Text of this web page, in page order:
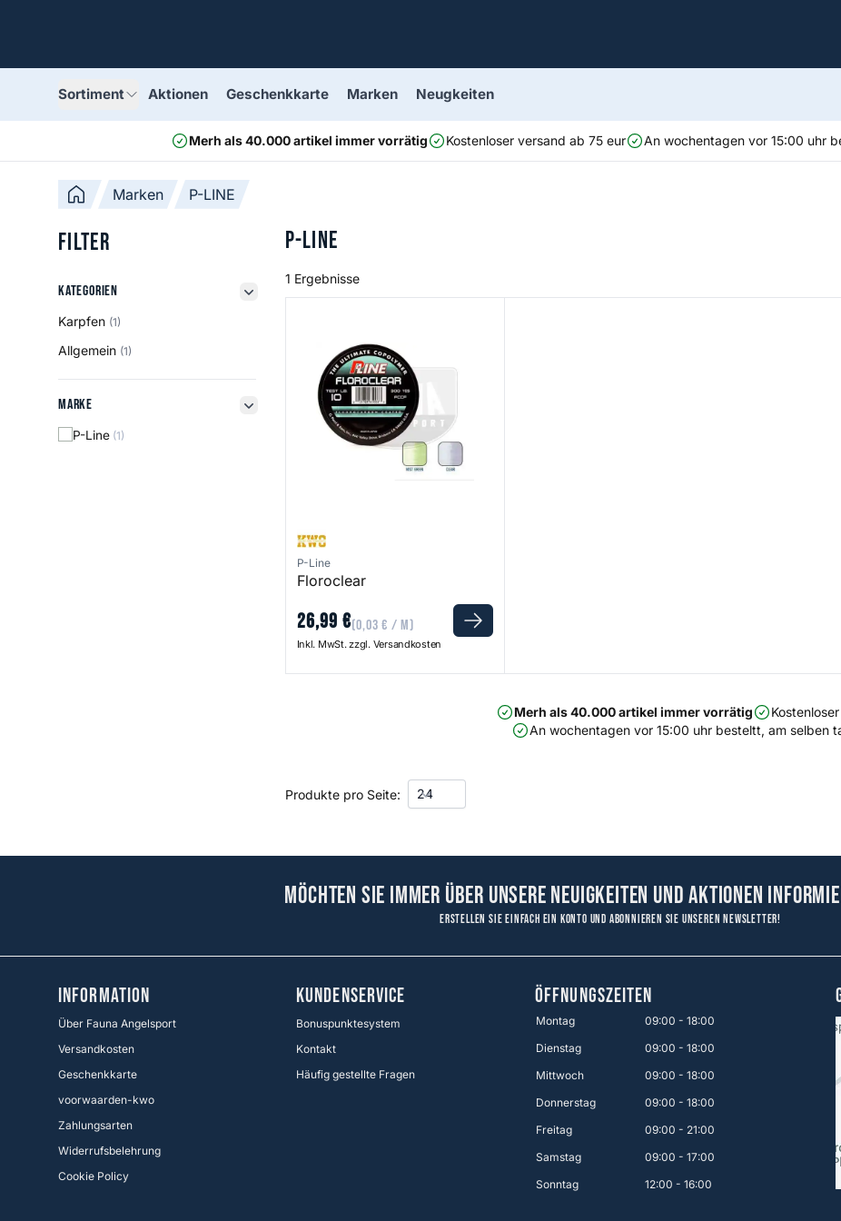
Sortiment Aktionen Geschenkkarte Marken Neugkeiten
Merh als 40.000 artikel immer vorrätig Kostenloser versand ab 75 eur An wochentagen vor 15:00 uhr
Marken P-LINE
Filter
Kategorien
Kategorien
filter button
Karpfen (1)
Allgemein (1)
Marke
Marke filter button
P-Line (1)
P-LINE
1 Ergebnisse
P-Line
Floroclear
26,99 €(0,03 € / m)
Inkl. MwSt. zzgl. Versandkosten
Merh als 40.000 artikel immer vorrätig
An wochentagen vor 15:00 uhr besteltt, am selben
Produkte pro Seite:
Möchten Sie immer über unsere Neuigkeiten und Aktionen
Erstellen Sie einfach ein Konto und abonnieren Sie unseren Newsletter!
Information
Über Fauna Angelsport
Versandkosten
Geschenkkarte
voorwaarden-kwo
Zahlungsarten
Widerrufsbelehrung
Cookie Policy
KUNDENSERVICE
Bonuspunktesystem
Kontakt
Häufig gestellte Fragen
ÖFFNUNGSZEITEN
Montag
09:00 - 18:00
Dienstag
09:00 - 18:00
Mittwoch
09:00 - 18:00
Donnerstag
09:00 - 18:00
Freitag
09:00 - 21:00
Samstag
09:00 - 17:00
Sonntag
12:00 - 16:00